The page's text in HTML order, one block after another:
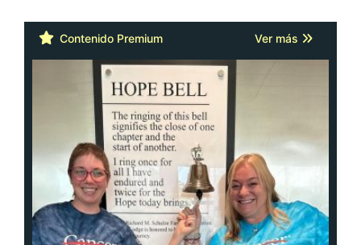
Contenido Premium Ver más